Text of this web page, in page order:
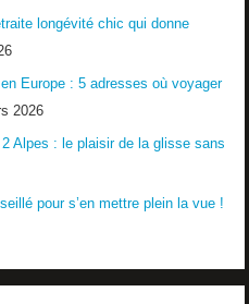
longévité chic qui donne
Europe : 5 adresses où voyager
2026
Alpes : le plaisir de la glisse sans
pour s’en mettre plein la vue !